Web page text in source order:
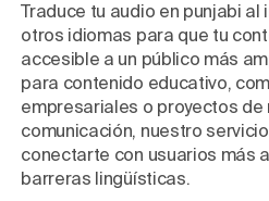
Traduce tu audio en punjabi al
otros idiomas para que tu
accesible a un público más
para contenido educativo,
empresariales o proyectos de
comunicación, nuestro
conectarte con usuarios más
barreras lingüísticas.